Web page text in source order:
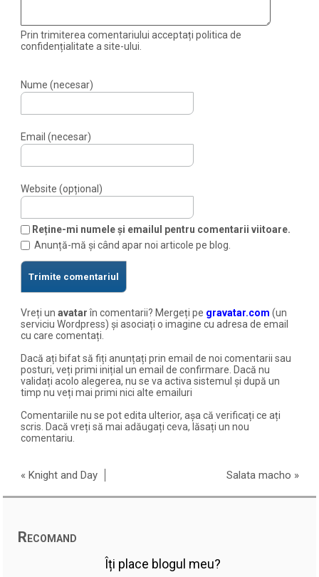
Prin trimiterea comentariului acceptați politica de
confidențialitate a site-ului.
Nume (necesar)
Email (necesar)
Website (opțional)
Reține-mi numele și emailul pentru comentarii viitoare.
Anunță-mă și când apar noi articole pe blog.
Vreți unavatarîn comentarii? Mergeți pe gravatar.com (un
serviciu Wordpress) și asociați o imagine cu adresa de email
cu care comentați.
Dacă ați bifat să fiți anunțați prin email de noi comentarii sau
posturi, veți primi inițial un email de confirmare. Dacă nu
validați acolo alegerea, nu se va activa sistemul și după un
timp nu veți mai primi nici alte emailuri
Comentariile nu se pot edita ulterior, așa că verificați ce ați
scris. Dacă vreți să mai adăugați ceva, lăsați un nou
comentariu.
«Knight and Day Salata macho »
Recomand
Îți place blogul meu?